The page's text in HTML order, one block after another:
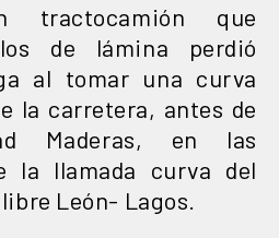
tractocamión que
de lámina perdió
al tomar una curva
la carretera, antes de
Maderas, en las
la llamada curva del
León- Lagos.